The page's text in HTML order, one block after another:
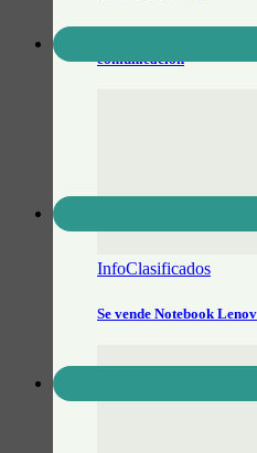
Buscan realizador/a
comunicación
InfoClasificados
Se vende Notebook